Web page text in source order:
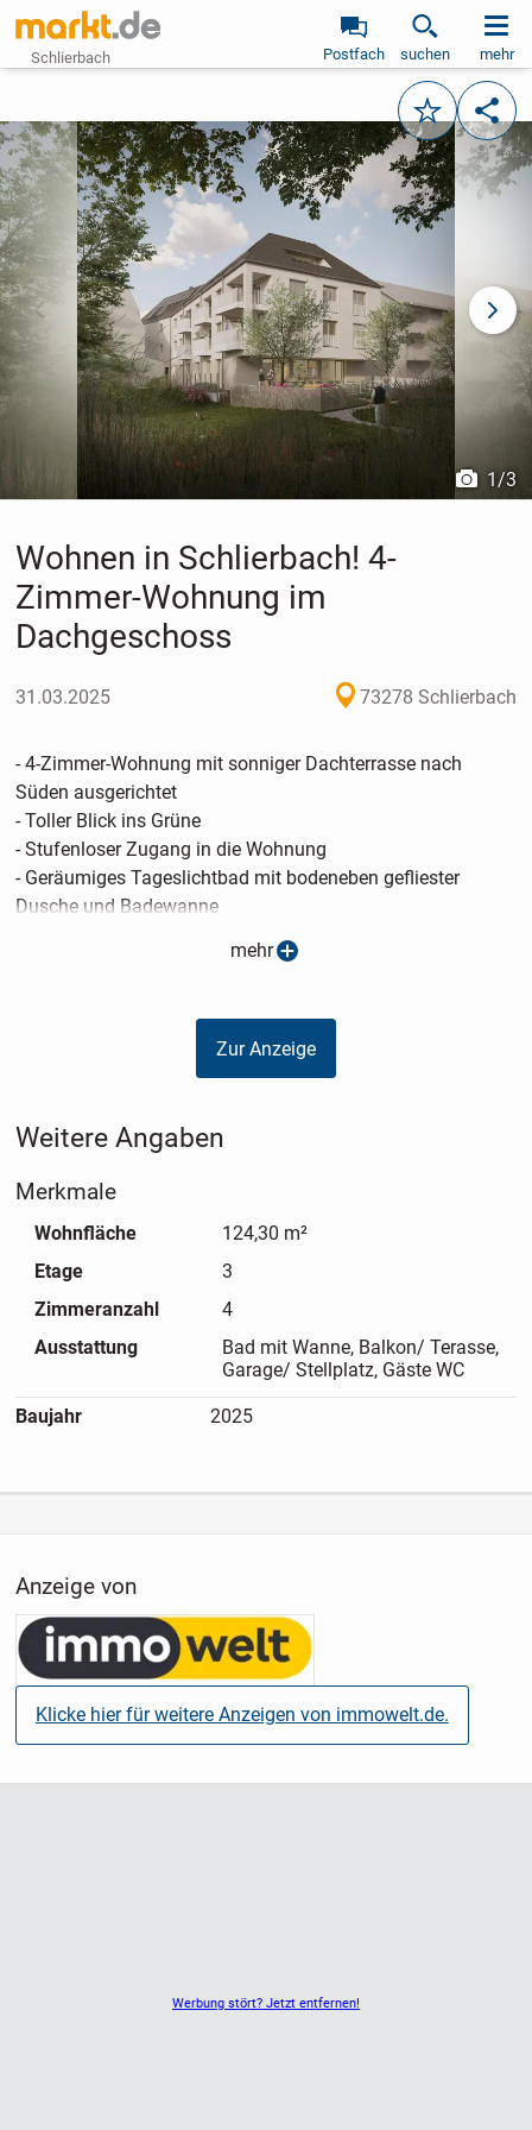
Schlierbach Postfach suchen mehr
Merken
vorheriges Bild
1/3
Wohnen in Schlierbach! 4-
Zimmer-Wohnung im
Dachgeschoss
31.03.2025 73278 Schlierbach
- 4-Zimmer-Wohnung mit sonniger Dachterrasse nach
Süden ausgerichtet
- Toller Blick ins Grüne
- Stufenloser Zugang in die Wohnung
- Geräumiges Tageslichtbad mit bodeneben gefliester
Dusche und Badewanne
- Großer Abstellraum in der Wohnung
- Große Fenster in allen Wohnräumen
- Gehobene Ausstattung mit Holzböden, Streichputz und
elektrischen Rollläden
- KfW-55-Standard
- Glasfaser bis in die Wohnung
mehr
Zur Anzeige
Weitere Angaben
Merkmale
Wohnfläche
124,30 m²
Etage
3
Zimmeranzahl
4
Ausstattung
Bad mit Wanne, Balkon/ Terasse,
Garage/ Stellplatz, Gäste WC
Baujahr 2025
Werbung stört? Jetzt entfernen!
Anzeige von
Klicke hier für weitere Anzeigen von immowelt.de.